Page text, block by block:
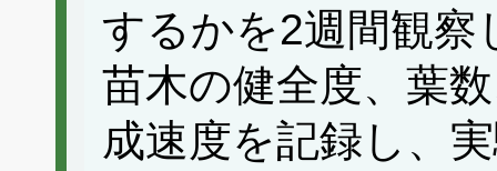
するかを2週間観察
苗木の健全度、葉
成速度を記録し、